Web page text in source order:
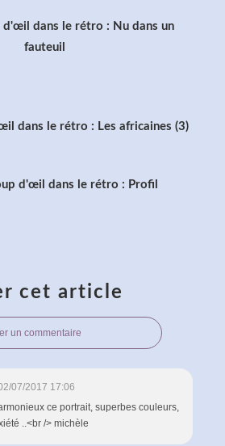
d'œil dans le rétro : Nu dans un
fauteuil
dans le rétro : Les africaines (3)
d'œil dans le rétro : Profil
cet article
un commentaire
07/2017 17:06
ce portrait, superbes couleurs,
..<br /> michèle